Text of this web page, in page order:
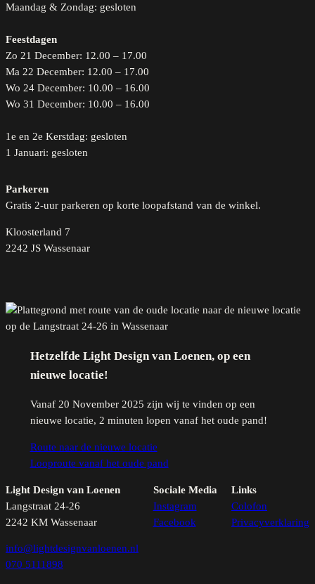
Maandag & Zondag: gesloten
Feestdagen
Zo 21 December: 12.00 – 17.00
Ma 22 December: 12.00 – 17.00
Wo 24 December: 10.00 – 16.00
Wo 31 December: 10.00 – 16.00
1e en 2e Kerstdag: gesloten
1 Januari: gesloten
Parkeren
Gratis 2-uur parkeren op korte loopafstand van de winkel.
Kloosterland 7
2242 JS Wassenaar
Hetzelfde Light Design van Loenen, op een
nieuwe locatie!
Vanaf 20 November 2025 zijn wij te vinden op een
nieuwe locatie, 2 minuten lopen vanaf het oude pand!
Route naar de nieuwe locatie
Looproute vanaf het oude pand
Light Design van Loenen
Langstraat 24-26
2242 KM Wassenaar
info@lightdesignvanloenen.nl
070 5111898
Sociale Media
Instagram
Facebook
Links
Colofon
Privacyverklaring